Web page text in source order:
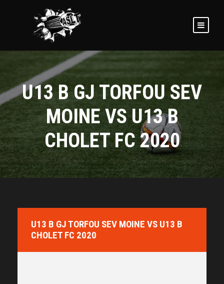
U13 B GJ TORFOU SEV
MOINE VS U13 B
CHOLET FC 2020
U13 B GJ TORFOU SEV MOINE VS U13 B
CHOLET FC 2020